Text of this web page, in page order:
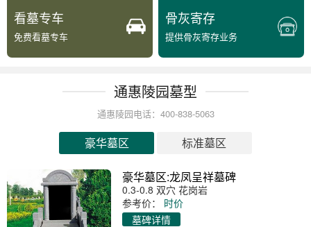
看墓专车
免费看墓专车
骨灰寄存
提供骨灰寄存业务
通惠陵园墓型
通惠陵园电话：400-838-5063
豪华墓区 标准墓区
豪华墓区:龙凤呈祥墓碑
0.3-0.8 双穴 花岗岩
参考价：
时价
墓碑详情